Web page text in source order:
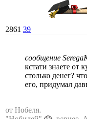
2861 39
сообщение
кстати знаете от
столько денег?
его, придумал
от Нобеля.